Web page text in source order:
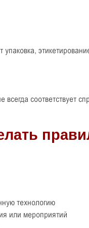
соответствует
технологию
или мероприятий